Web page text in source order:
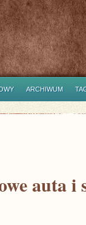
ARCHIWUM
auta i